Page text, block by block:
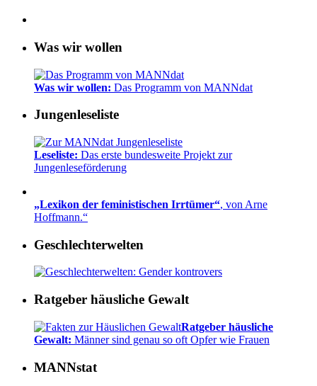
Was wir wollen
Was wir wollen: Das Programm von MANNdat
Jungenleseliste
Leseliste: Das erste bundesweite Projekt zur
Jungenleseförderung
„Lexikon der feministischen Irrtümer“, von Arne
Hoffmann.“
Geschlechterwelten
Ratgeber häusliche Gewalt
Ratgeber häusliche
Gewalt: Männer sind genau so oft Opfer wie Frauen
MANNstat